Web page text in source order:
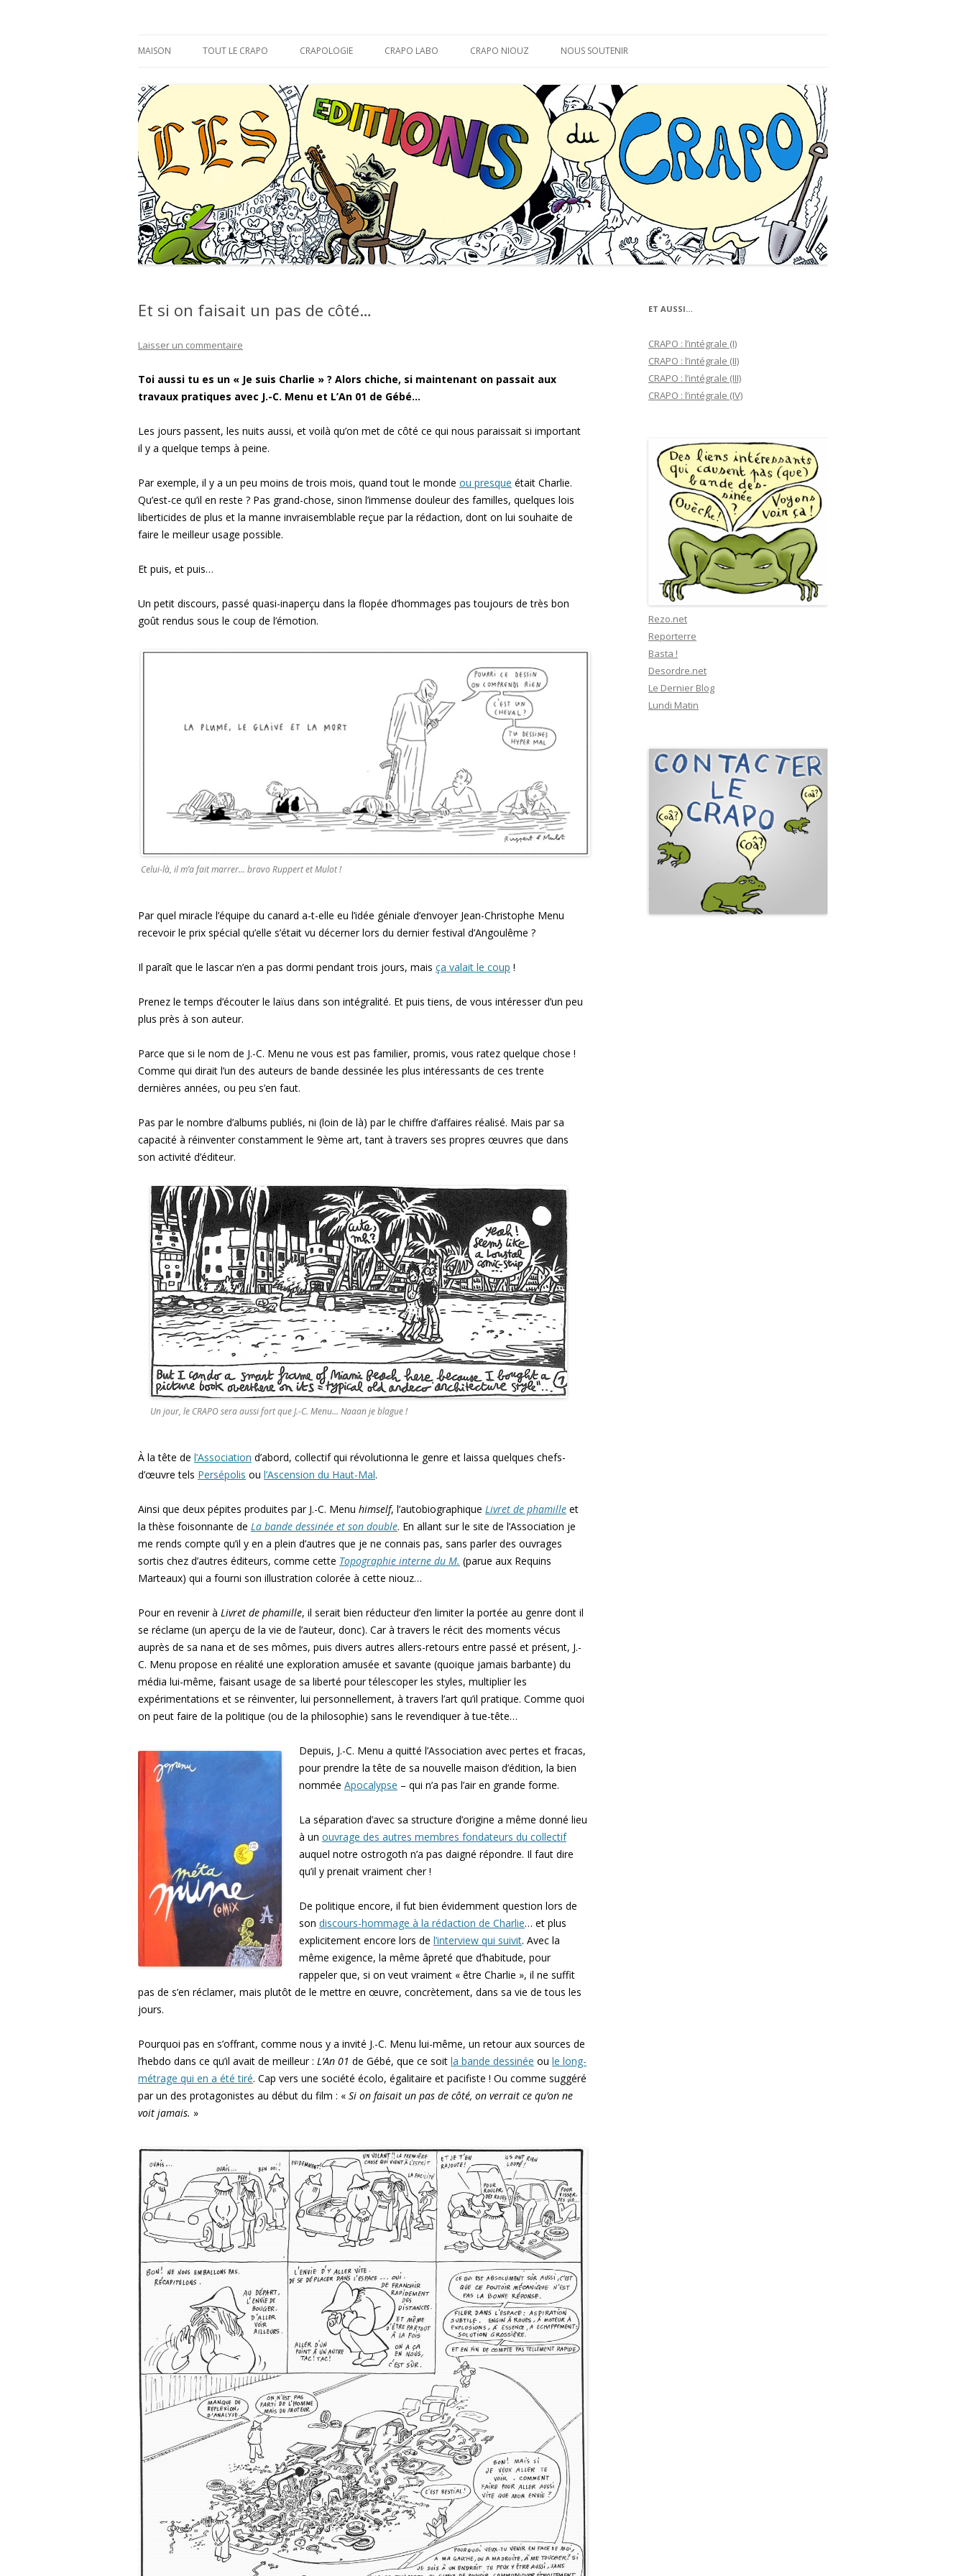
au
MAISON TOUT LE CRAPO CRAPOLOGIE CRAPO LABO
LA THÉORIE DU CRAPO
BON DÉBARRAS !
CRAPO NIOUZ NOUS SOUTENIR
Et si on faisait un pas de côté…
Laisser un commentaire
Toi aussi tu es un « Je suis Charlie » ? Alors chiche, si maintenant on passait aux
travaux pratiques avec J.-C. Menu et L’An 01 de Gébé…
Les jours passent, les nuits aussi, et voilà qu’on met de côté ce qui nous paraissait si important
il y a quelque temps à peine.
Par exemple, il y a un peu moins de trois mois, quand tout le monde ou presque était Charlie.
Qu’est-ce qu’il en reste ? Pas grand-chose, sinon l’immense douleur des familles, quelques lois
liberticides de plus et la manne invraisemblable reçue par la rédaction, dont on lui souhaite de
faire le meilleur usage possible.
Et puis, et puis…
Un petit discours, passé quasi-inaperçu dans la flopée d’hommages pas toujours de très bon
goût rendus sous le coup de l’émotion.
Celui-là, il m’a fait marrer… bravo Ruppert et Mulot !
Par quel miracle l’équipe du canard a-t-elle eu l’idée géniale d’envoyer Jean-Christophe Menu
recevoir le prix spécial qu’elle s’était vu décerner lors du dernier festival d’Angoulême ?
Il paraît que le lascar n’en a pas dormi pendant trois jours, mais ça valait le coup !
Prenez le temps d’écouter le laïus dans son intégralité. Et puis tiens, de vous intéresser d’un peu
plus près à son auteur.
Parce que si le nom de J.-C. Menu ne vous est pas familier, promis, vous ratez quelque chose !
Comme qui dirait l’un des auteurs de bande dessinée les plus intéressants de ces trente
dernières années, ou peu s’en faut.
Pas par le nombre d’albums publiés, ni (loin de là) par le chiffre d’affaires réalisé. Mais par sa
capacité à réinventer constamment le 9ème art, tant à travers ses propres œuvres que dans
son activité d’éditeur.
Un jour, le CRAPO sera aussi fort que J.-C. Menu… Naaan je blague !
À la tête de l’Association d’abord, collectif qui révolutionna le genre et laissa quelques chefs-
d’œuvre tels Persépolis ou l’Ascension du Haut-Mal.
Ainsi que deux pépites produites par J.-C. Menu himself, l’autobiographique Livret de phamille et
la thèse foisonnante de La bande dessinée et son double. En allant sur le site de l’Association je
me rends compte qu’il y en a plein d’autres que je ne connais pas, sans parler des ouvrages
sortis chez d’autres éditeurs, comme cette Topographie interne du M. (parue aux Requins
Marteaux) qui a fourni son illustration colorée à cette niouz…
Pour en revenir à Livret de phamille, il serait bien réducteur d’en limiter la portée au genre dont il
se réclame (un aperçu de la vie de l’auteur, donc). Car à travers le récit des moments vécus
auprès de sa nana et de ses mômes, puis divers autres allers-retours entre passé et présent, J.-
C. Menu propose en réalité une exploration amusée et savante (quoique jamais barbante) du
média lui-même, faisant usage de sa liberté pour télescoper les styles, multiplier les
expérimentations et se réinventer, lui personnellement, à travers l’art qu’il pratique. Comme quoi
on peut faire de la politique (ou de la philosophie) sans le revendiquer à tue-tête…
Depuis, J.-C. Menu a quitté l’Association avec pertes et fracas,
pour prendre la tête de sa nouvelle maison d’édition, la bien
nommée Apocalypse – qui n’a pas l’air en grande forme.
La séparation d’avec sa structure d’origine a même donné lieu
à un ouvrage des autres membres fondateurs du collectif
auquel notre ostrogoth n’a pas daigné répondre. Il faut dire
qu’il y prenait vraiment cher !
De politique encore, il fut bien évidemment question lors de
son discours-hommage à la rédaction de Charlie… et plus
explicitement encore lors de l’interview qui suivit. Avec la
même exigence, la même âpreté que d’habitude, pour
rappeler que, si on veut vraiment « être Charlie », il ne suffit
pas de s’en réclamer, mais plutôt de le mettre en œuvre, concrètement, dans sa vie de tous les
jours.
Pourquoi pas en s’offrant, comme nous y a invité J.-C. Menu lui-même, un retour aux sources de
l’hebdo dans ce qu’il avait de meilleur : L’An 01 de Gébé, que ce soit la bande dessinée ou le long-
métrage qui en a été tiré. Cap vers une société écolo, égalitaire et pacifiste ! Ou comme suggéré
par un des protagonistes au début du film : « Si on faisait un pas de côté, on verrait ce qu’on ne
voit jamais. »
ET AUSSI…
CRAPO : l’intégrale (I)
CRAPO : l’intégrale (II)
CRAPO : l’intégrale (III)
CRAPO : l’intégrale (IV)
Rezo.net
Reporterre
Basta !
Desordre.net
Le Dernier Blog
Lundi Matin